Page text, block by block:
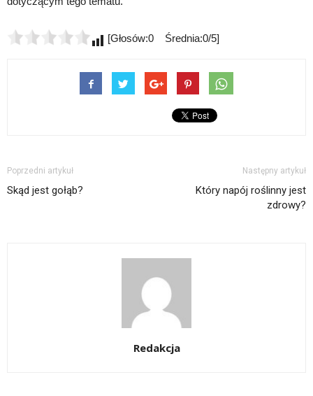
[Głosów:0 Średnia:0/5]
Poprzedni artykuł
Skąd jest gołąb?
Następny artykuł
Który napój roślinny jest
zdrowy?
Redakcja